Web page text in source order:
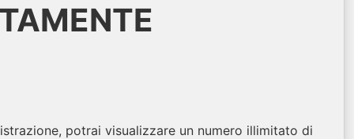
potrai visualizzare un numero illimitato di